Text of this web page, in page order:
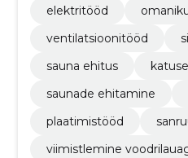
elektritööd
ventilatsioonitööd
sauna ehitus
saunade ehitamine
plaatimistööd
viimistlemine